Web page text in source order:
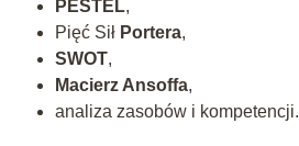
PESTEL,
Pięć Sił Portera,
SWOT,
Macierz Ansoffa,
analiza zasobów i kompetencji.